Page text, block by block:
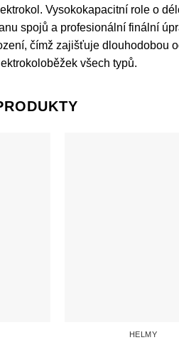
Vysokokapacitní role o
spojů a profesionální finální
čímž zajišťuje dlouhodobou
všech typů.
HELMY